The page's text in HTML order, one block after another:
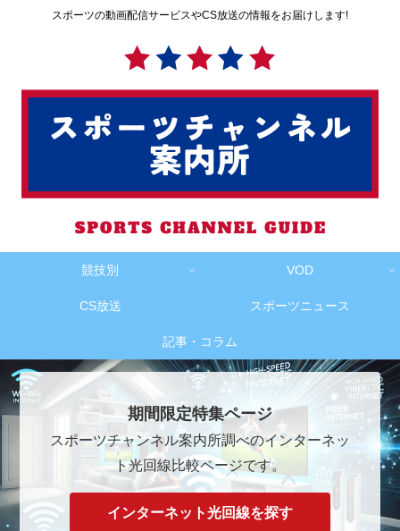
スポーツの動画配信サービスやCS放送の情報をお届けします!
競技別 VOD
CS放送 スポーツニュース
記事・コラム
期間限定特集ページ
スポーツチャンネル案内所調べのインターネッ
ト光回線比較ページです。
インターネット光回線を探す